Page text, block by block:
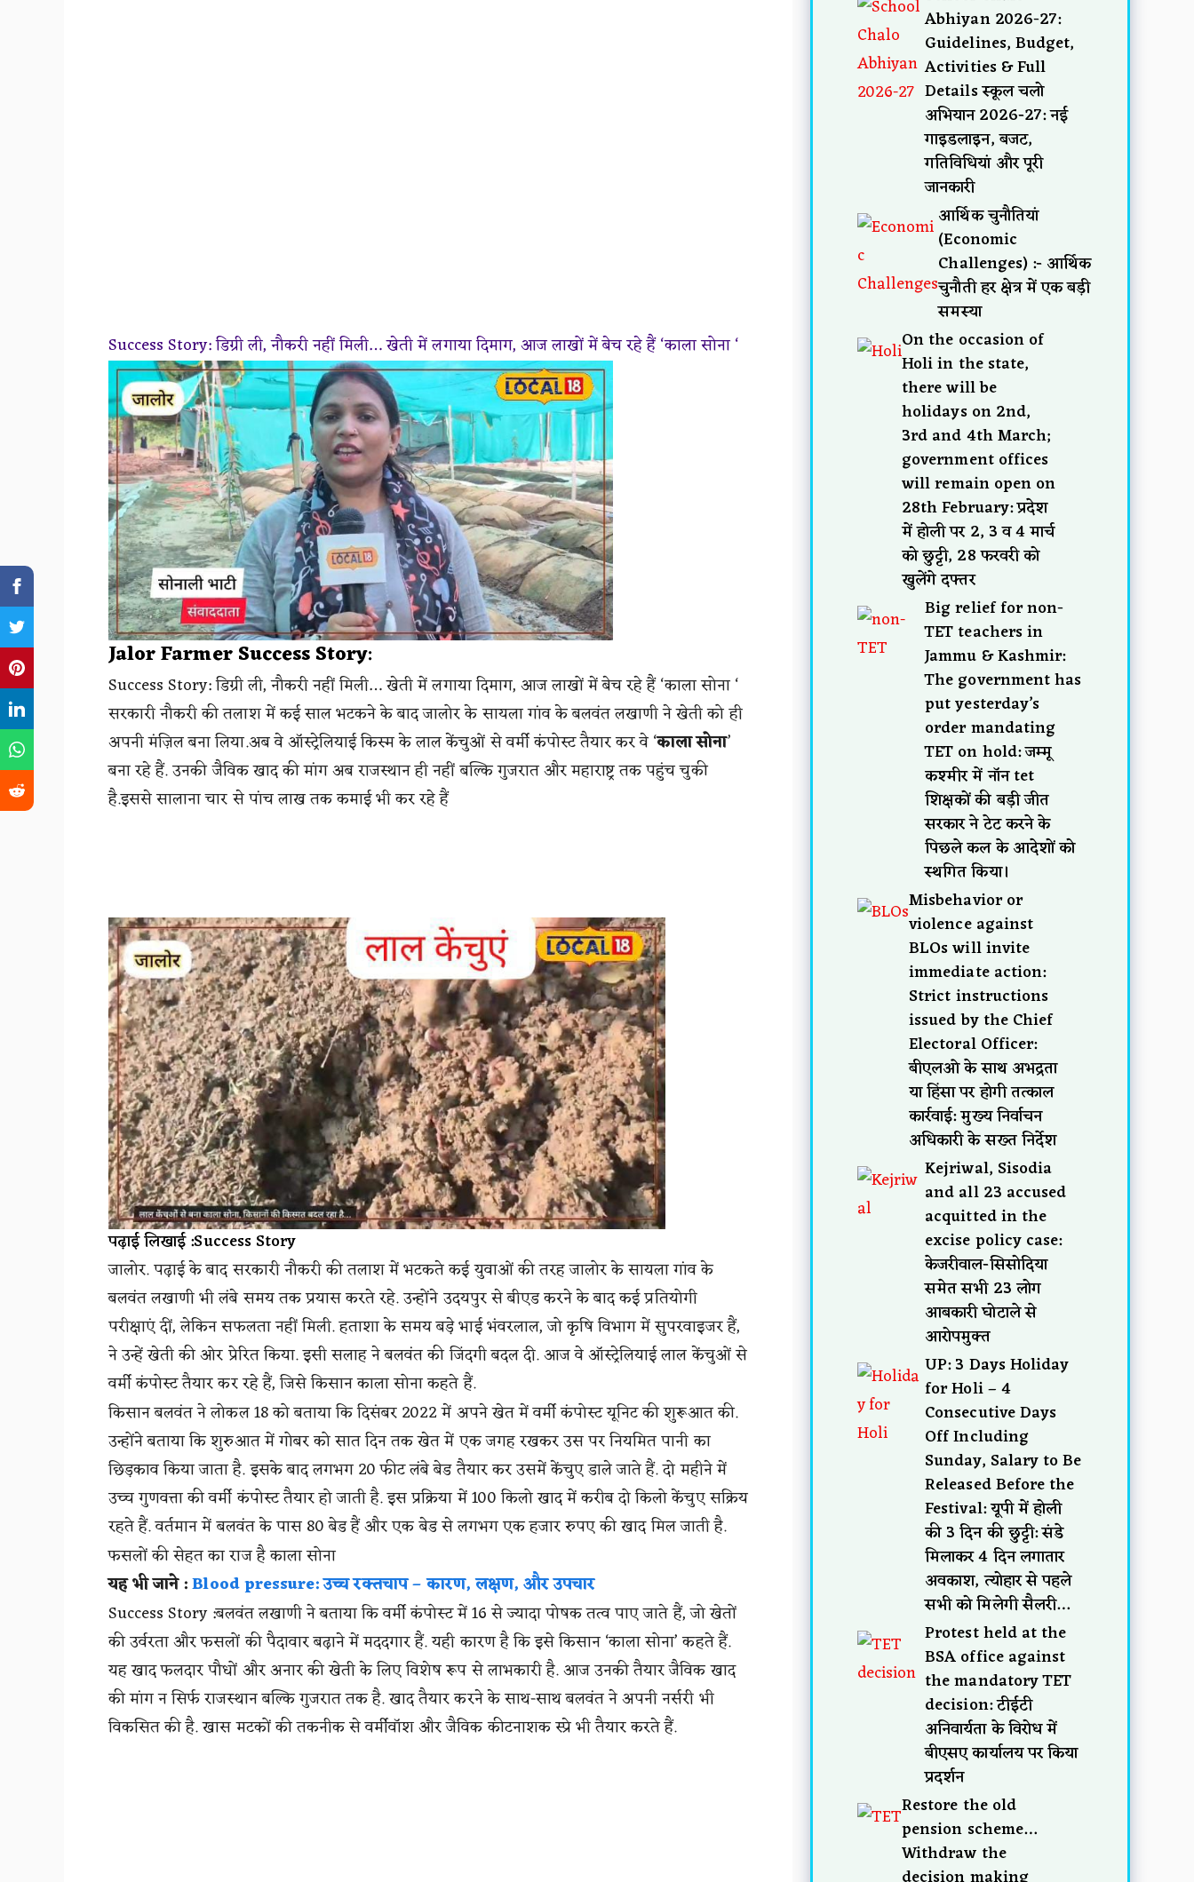
Success Story: डिग्री ली, नौकरी नहीं मिली… खेती में लगाया दिमाग, आज लाखों में बेच रहे हैं ‘काला सोना ‘
Jalor Farmer Success Story:
Success Story: डिग्री ली, नौकरी नहीं मिली… खेती में लगाया दिमाग, आज लाखों में बेच रहे हैं ‘काला सोना ‘
सरकारी नौकरी की तलाश में कई साल भटकने के बाद जालोर के सायला गांव के बलवंत लखाणी ने खेती को ही
अपनी मंज़िल बना लिया.अब वे ऑस्ट्रेलियाई किस्म के लाल केंचुओं से वर्मी कंपोस्ट तैयार कर वे ‘काला सोना’
बना रहे हैं. उनकी जैविक खाद की मांग अब राजस्थान ही नहीं बल्कि गुजरात और महाराष्ट्र तक पहुंच चुकी
है.इससे सालाना चार से पांच लाख तक कमाई भी कर रहे हैं
पढ़ाई लिखाई :Success Story
जालोर. पढ़ाई के बाद सरकारी नौकरी की तलाश में भटकते कई युवाओं की तरह जालोर के सायला गांव के
बलवंत लखाणी भी लंबे समय तक प्रयास करते रहे. उन्होंने उदयपुर से बीएड करने के बाद कई प्रतियोगी
परीक्षाएं दीं, लेकिन सफलता नहीं मिली. हताशा के समय बड़े भाई भंवरलाल, जो कृषि विभाग में सुपरवाइजर हैं,
ने उन्हें खेती की ओर प्रेरित किया. इसी सलाह ने बलवंत की जिंदगी बदल दी. आज वे ऑस्ट्रेलियाई लाल केंचुओं से
वर्मी कंपोस्ट तैयार कर रहे हैं, जिसे किसान काला सोना कहते हैं.
किसान बलवंत ने लोकल 18 को बताया कि दिसंबर 2022 में अपने खेत में वर्मी कंपोस्ट यूनिट की शुरूआत की.
उन्होंने बताया कि शुरुआत में गोबर को सात दिन तक खेत में एक जगह रखकर उस पर नियमित पानी का
छिड़काव किया जाता है. इसके बाद लगभग 20 फीट लंबे बेड तैयार कर उसमें केंचुए डाले जाते हैं. दो महीने में
उच्च गुणवत्ता की वर्मी कंपोस्ट तैयार हो जाती है. इस प्रक्रिया में 100 किलो खाद में करीब दो किलो केंचुए सक्रिय
रहते हैं. वर्तमान में बलवंत के पास 80 बेड हैं और एक बेड से लगभग एक हजार रुपए की खाद मिल जाती है.
फसलों की सेहत का राज है काला सोना
यह भी जाने :Blood pressure: उच्च रक्तचाप – कारण, लक्षण, और उपचार
Success Story :बलवंत लखाणी ने बताया कि वर्मी कंपोस्ट में 16 से ज्यादा पोषक तत्व पाए जाते हैं, जो खेतों
की उर्वरता और फसलों की पैदावार बढ़ाने में मददगार हैं. यही कारण है कि इसे किसान ‘काला सोना’ कहते हैं.
यह खाद फलदार पौधों और अनार की खेती के लिए विशेष रूप से लाभकारी है. आज उनकी तैयार जैविक खाद
की मांग न सिर्फ राजस्थान बल्कि गुजरात तक है. खाद तैयार करने के साथ-साथ बलवंत ने अपनी नर्सरी भी
विकसित की है. खास मटकों की तकनीक से वर्मीवॉश और जैविक कीटनाशक स्प्रे भी तैयार करते हैं.
Abhiyan 2026-27:
Guidelines, Budget,
Activities & Full
Details स्कूल चलो
अभियान 2026-27: नई
गाइडलाइन, बजट,
गतिविधियां और पूरी
जानकारी
आर्थिक चुनौतियां
(Economic
Challenges) :- आर्थिक
चुनौती हर क्षेत्र में एक बड़ी
समस्या
On the occasion of
Holi in the state,
there will be
holidays on 2nd,
3rd and 4th March;
government offices
will remain open on
28th February: प्रदेश
में होली पर 2, 3 व 4 मार्च
को छुट्टी, 28 फरवरी को
खुलेंगे दफ्तर
Big relief for non-
TET teachers in
Jammu & Kashmir:
The government has
put yesterday’s
order mandating
TET on hold: जम्मू
कश्मीर में नॉन tet
शिक्षकों की बड़ी जीत
सरकार ने टेट करने के
पिछले कल के आदेशों को
स्थगित किया।
Misbehavior or
violence against
BLOs will invite
immediate action:
Strict instructions
issued by the Chief
Electoral Officer:
बीएलओ के साथ अभद्रता
या हिंसा पर होगी तत्काल
कार्रवाई: मुख्य निर्वाचन
अधिकारी के सख्त निर्देश
Kejriwal, Sisodia
and all 23 accused
acquitted in the
excise policy case:
केजरीवाल-सिसोदिया
समेत सभी 23 लोग
आबकारी घोटाले से
आरोपमुक्त
UP: 3 Days Holiday
for Holi – 4
Consecutive Days
Off Including
Sunday, Salary to Be
Released Before the
Festival: यूपी में होली
की 3 दिन की छुट्टी: संडे
मिलाकर 4 दिन लगातार
अवकाश, त्योहार से पहले
सभी को मिलेगी सैलरी…
Protest held at the
BSA office against
the mandatory TET
decision: टीईटी
अनिवार्यता के विरोध में
बीएसए कार्यालय पर किया
प्रदर्शन
Restore the old
pension scheme…
Withdraw the